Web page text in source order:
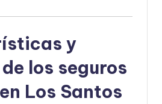
y
los seguros
Los Santos